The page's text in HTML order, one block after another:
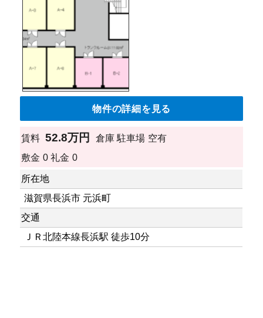
物件の詳細を見る
賃料 52.8万円 倉庫 駐車場 空有
敷金 0 礼金 0
所在地
滋賀県長浜市 元浜町
交通
ＪＲ北陸本線長浜駅 徒歩10分